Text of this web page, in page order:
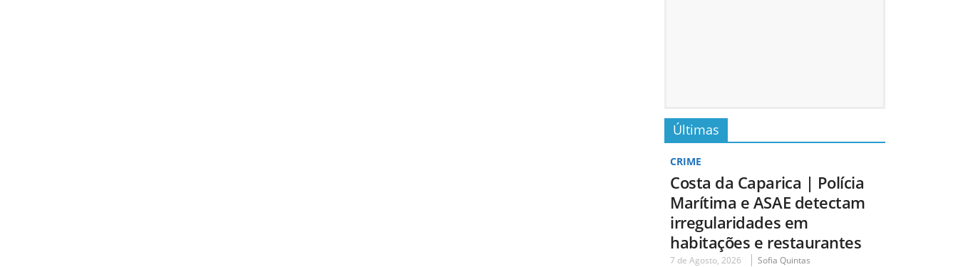
Últimas
CRIME
Costa da Caparica | Polícia
Marítima e ASAE detectam
irregularidades em
habitações e restaurantes
7 de Agosto, 2026 Sofia Quintas